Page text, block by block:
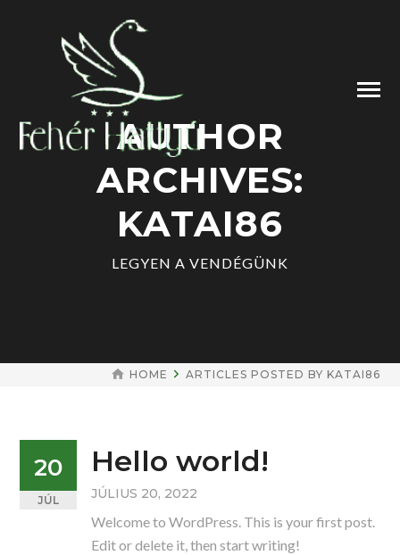
AUTHOR
ARCHIVES:
KATAI86
LEGYEN A VENDÉGÜNK
HOME ARTICLES POSTED BY KATAI86
20
JÚL
Hello world!
JÚLIUS 20, 2022
Welcome to WordPress. This is your first post.
Edit or delete it, then start writing!